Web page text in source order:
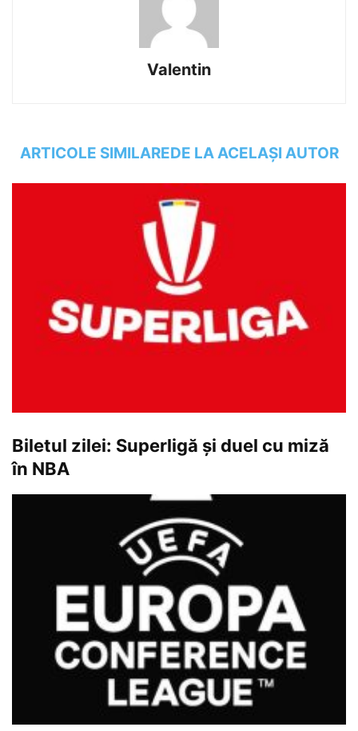
Valentin
ARTICOLE SIMILAREDE LA ACELAȘI AUTOR
Biletul zilei: Superligă și duel cu miză
în NBA